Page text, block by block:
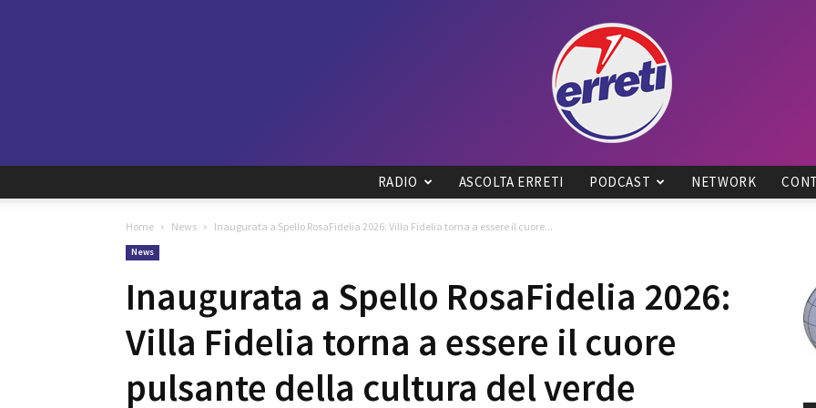
RADIO ASCOLTA ERRETI PODCAST NETWORK
Home News Inaugurata a Spello RosaFidelia 2026: Villa Fidelia torna a essere il cuore...
News
Inaugurata a Spello RosaFidelia 2026:
Villa Fidelia torna a essere il cuore
pulsante della cultura del verde